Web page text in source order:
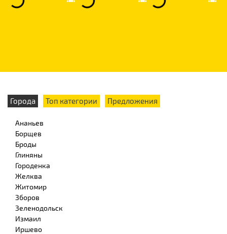
Города Топ категории Предложения
Ананьев
Борщев
Броды
Глиняны
Городенка
Желква
Житомир
Зборов
Зеленодольск
Измаил
Иршево